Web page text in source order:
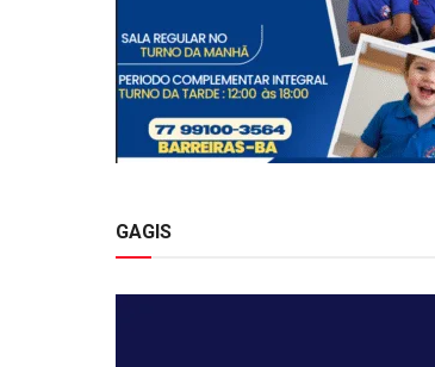
GAGIS